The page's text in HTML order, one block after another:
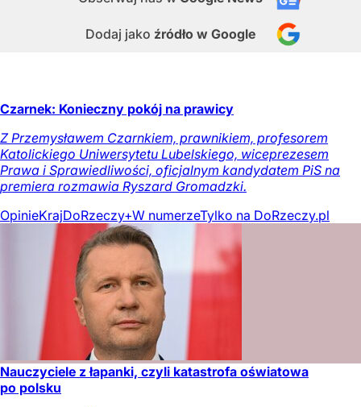
Dodaj jako źródło w Google
Czarnek: Konieczny pokój na prawicy
Z Przemysławem Czarnkiem, prawnikiem, profesorem
Katolickiego Uniwersytetu Lubelskiego, wiceprezesem
Prawa i Sprawiedliwości, oficjalnym kandydatem PiS na
premiera rozmawia Ryszard Gromadzki.
OpinieKrajDoRzeczy+W numerzeTylko na DoRzeczy.pl
Nauczyciele z łapanki, czyli katastrofa oświatowa
po polsku